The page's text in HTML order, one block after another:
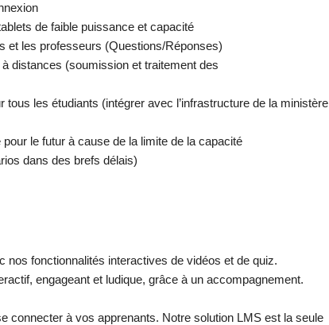
de faible puissance et capacité
et les professeurs (Questions/Réponses)
distances (soumission et traitement des
les étudiants (intégrer avec l’infrastructure de la ministère
le futur à cause de la limite de la capacité
dans des brefs délais)
nos fonctionnalités interactives de vidéos et de quiz.
engageant et ludique, grâce à un accompagnement.
connecter à vos apprenants. Notre solution LMS est la seule